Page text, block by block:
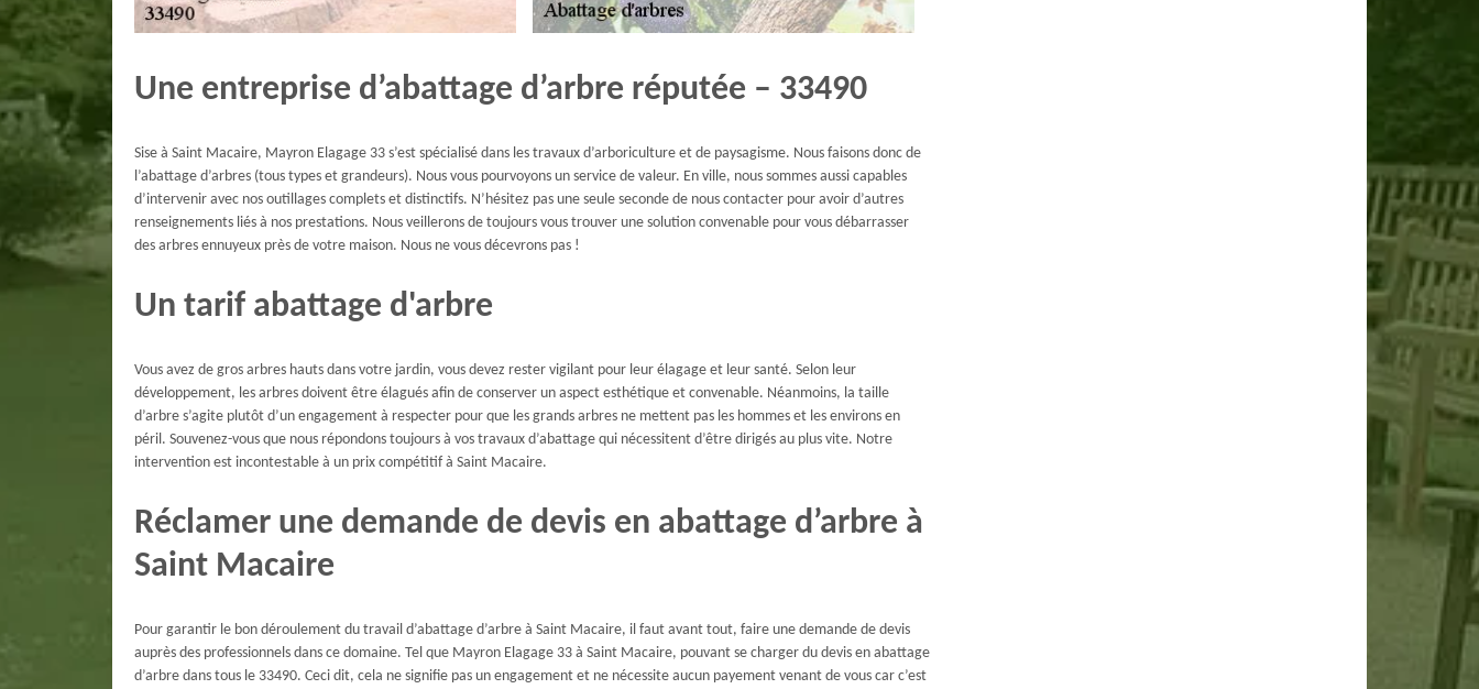
Une entreprise d’abattage d’arbre réputée – 33490
Sise à Saint Macaire, Mayron Elagage 33 s’est spécialisé dans les travaux d’arboriculture et de paysagisme. Nous faisons donc de
l’abattage d’arbres (tous types et grandeurs). Nous vous pourvoyons un service de valeur. En ville, nous sommes aussi capables
d’intervenir avec nos outillages complets et distinctifs. N’hésitez pas une seule seconde de nous contacter pour avoir d’autres
renseignements liés à nos prestations. Nous veillerons de toujours vous trouver une solution convenable pour vous débarrasser
des arbres ennuyeux près de votre maison. Nous ne vous décevrons pas !
Un tarif abattage d'arbre
Vous avez de gros arbres hauts dans votre jardin, vous devez rester vigilant pour leur élagage et leur santé. Selon leur
développement, les arbres doivent être élagués afin de conserver un aspect esthétique et convenable. Néanmoins, la taille
d’arbre s’agite plutôt d’un engagement à respecter pour que les grands arbres ne mettent pas les hommes et les environs en
péril. Souvenez-vous que nous répondons toujours à vos travaux d’abattage qui nécessitent d’être dirigés au plus vite. Notre
intervention est incontestable à un prix compétitif à Saint Macaire.
Réclamer une demande de devis en abattage d’arbre à
Saint Macaire
Pour garantir le bon déroulement du travail d’abattage d’arbre à Saint Macaire, il faut avant tout, faire une demande de devis
auprès des professionnels dans ce domaine. Tel que Mayron Elagage 33 à Saint Macaire, pouvant se charger du devis en abattage
d’arbre dans tous le 33490. Ceci dit, cela ne signifie pas un engagement et ne nécessite aucun payement venant de vous car c’est